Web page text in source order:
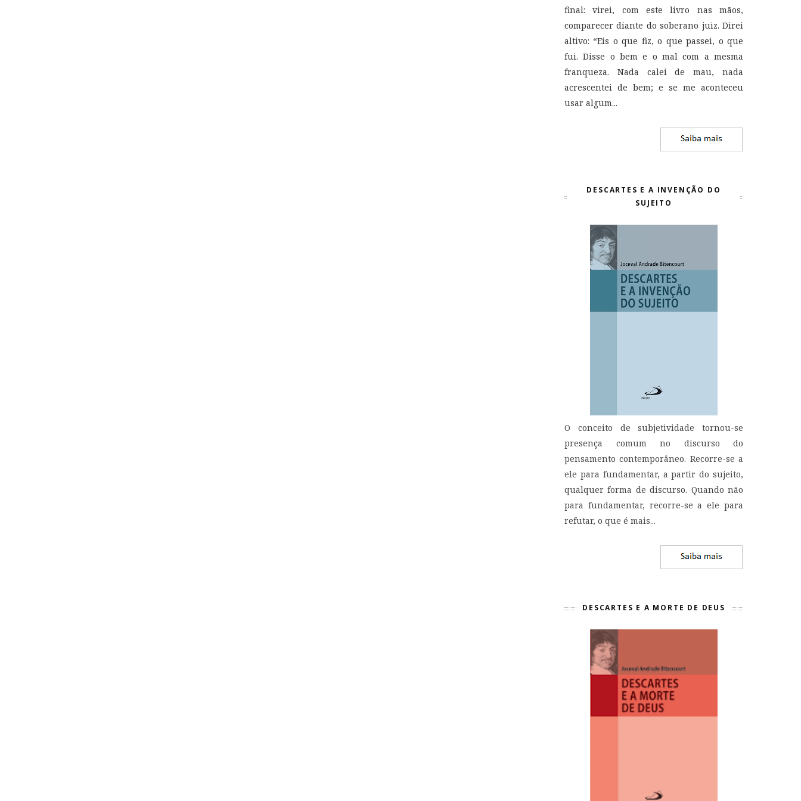
final: virei, com este livro nas mãos,
comparecer diante do soberano juiz. Direi
altivo: “Eis o que fiz, o que passei, o que
fui. Disse o bem e o mal com a mesma
franqueza. Nada calei de mau, nada
acrescentei de bem; e se me aconteceu
usar algum...
DESCARTES E A INVENÇÃO DO
SUJEITO
O conceito de subjetividade tornou-se
presença comum no discurso do
pensamento contemporâneo. Recorre-se a
ele para fundamentar, a partir do sujeito,
qualquer forma de discurso. Quando não
para fundamentar, recorre-se a ele para
refutar, o que é mais...
DESCARTES E A MORTE DE DEUS